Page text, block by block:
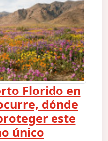
Florido en
dónde
este
único